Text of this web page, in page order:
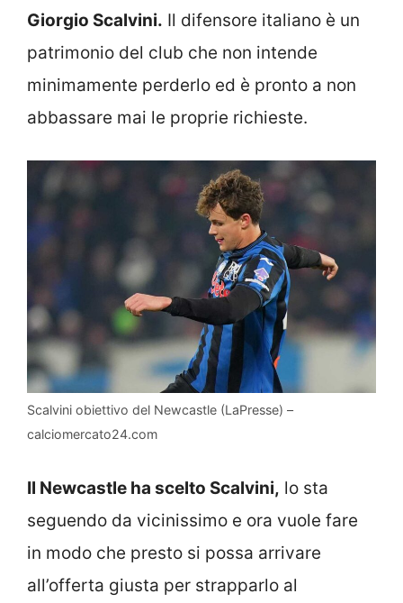
Giorgio Scalvini. Il difensore italiano è un
patrimonio del club che non intende
minimamente perderlo ed è pronto a non
abbassare mai le proprie richieste.
Scalvini obiettivo del Newcastle (LaPresse) –
calciomercato24.com
Il Newcastle ha scelto Scalvini, lo sta
seguendo da vicinissimo e ora vuole fare
in modo che presto si possa arrivare
all’offerta giusta per strapparlo al